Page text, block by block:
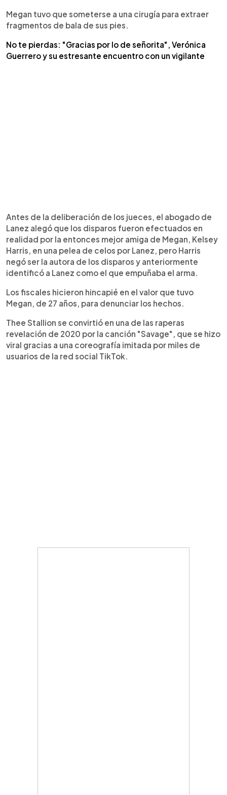
Megan tuvo que someterse a una cirugía para extraer
fragmentos de bala de sus pies.
No te pierdas: "Gracias por lo de señorita", Verónica
Guerrero y su estresante encuentro con un vigilante
Antes de la deliberación de los jueces, el abogado de
Lanez alegó que los disparos fueron efectuados en
realidad por la entonces mejor amiga de Megan, Kelsey
Harris, en una pelea de celos por Lanez, pero Harris
negó ser la autora de los disparos y anteriormente
identificó a Lanez como el que empuñaba el arma.
Los fiscales hicieron hincapié en el valor que tuvo
Megan, de 27 años, para denunciar los hechos.
Thee Stallion se convirtió en una de las raperas
revelación de 2020 por la canción "Savage", que se hizo
viral gracias a una coreografía imitada por miles de
usuarios de la red social TikTok.